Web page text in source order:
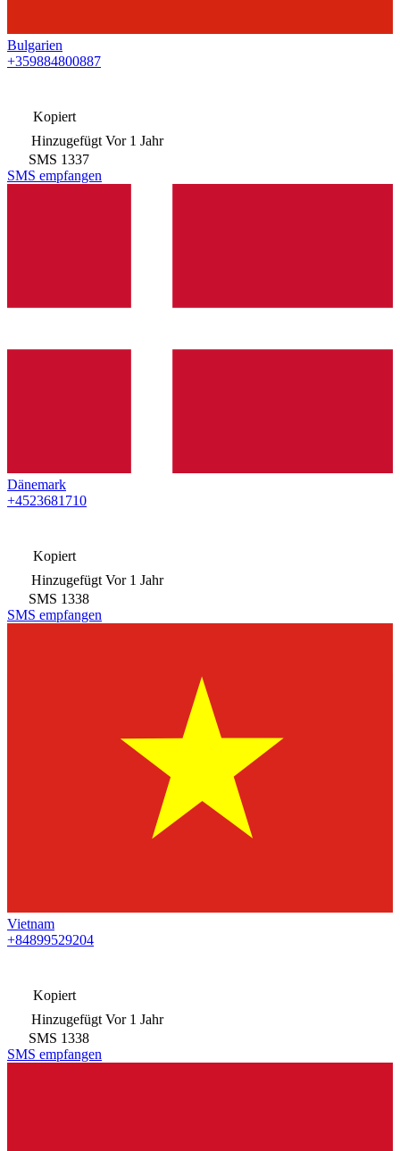
Bulgarien
+359884800887
Kopiert
Hinzugefügt Vor 1 Jahr
SMS 1337
SMS empfangen
Dänemark
+4523681710
Kopiert
Hinzugefügt Vor 1 Jahr
SMS 1338
SMS empfangen
Vietnam
+84899529204
Kopiert
Hinzugefügt Vor 1 Jahr
SMS 1338
SMS empfangen